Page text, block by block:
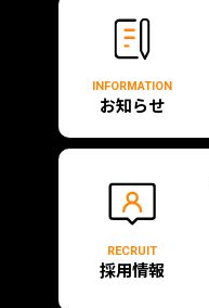
INFORMATION
お知らせ
RECRUIT
採用情報